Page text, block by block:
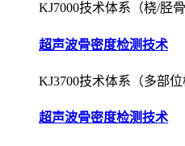
KJ7000技术体系（桡/胫骨
超声波骨密度检测技术
KJ3700技术体系（多部位
超声波骨密度检测技术